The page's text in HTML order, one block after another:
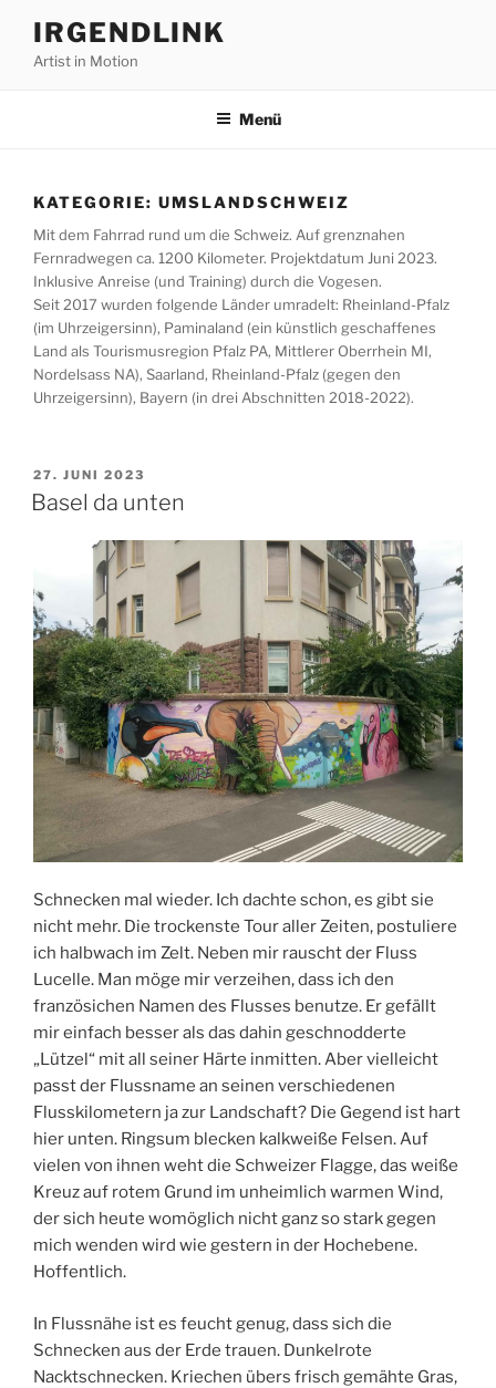
Inhalt
springen
IRGENDLINK
Artist in Motion
Menü
KATEGORIE: UMSLANDSCHWEIZ
Mit dem Fahrrad rund um die Schweiz. Auf grenznahen
Fernradwegen ca. 1200 Kilometer. Projektdatum Juni 2023.
Inklusive Anreise (und Training) durch die Vogesen.
Seit 2017 wurden folgende Länder umradelt: Rheinland-Pfalz
(im Uhrzeigersinn), Paminaland (ein künstlich geschaffenes
Land als Tourismusregion Pfalz PA, Mittlerer Oberrhein MI,
Nordelsass NA), Saarland, Rheinland-Pfalz (gegen den
Uhrzeigersinn), Bayern (in drei Abschnitten 2018-2022).
VERÖFFENTLICHT
AM
27. JUNI 2023
Basel da unten
Schnecken mal wieder. Ich dachte schon, es gibt sie
nicht mehr. Die trockenste Tour aller Zeiten, postuliere
ich halbwach im Zelt. Neben mir rauscht der Fluss
Lucelle. Man möge mir verzeihen, dass ich den
französichen Namen des Flusses benutze. Er gefällt
mir einfach besser als das dahin geschnodderte
„Lützel“ mit all seiner Härte inmitten. Aber vielleicht
passt der Flussname an seinen verschiedenen
Flusskilometern ja zur Landschaft? Die Gegend ist hart
hier unten. Ringsum blecken kalkweiße Felsen. Auf
vielen von ihnen weht die Schweizer Flagge, das weiße
Kreuz auf rotem Grund im unheimlich warmen Wind,
der sich heute womöglich nicht ganz so stark gegen
mich wenden wird wie gestern in der Hochebene.
Hoffentlich.
In Flussnähe ist es feucht genug, dass sich die
Schnecken aus der Erde trauen. Dunkelrote
Nacktschnecken. Kriechen übers frisch gemähte Gras,